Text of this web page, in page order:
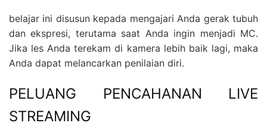
belajar ini disusun kepada mengajari Anda gerak tubuh
dan ekspresi, terutama saat Anda ingin menjadi MC.
Jika les Anda terekam di kamera lebih baik lagi, maka
Anda dapat melancarkan penilaian diri.
PELUANG PENCAHANAN LIVE
STREAMING